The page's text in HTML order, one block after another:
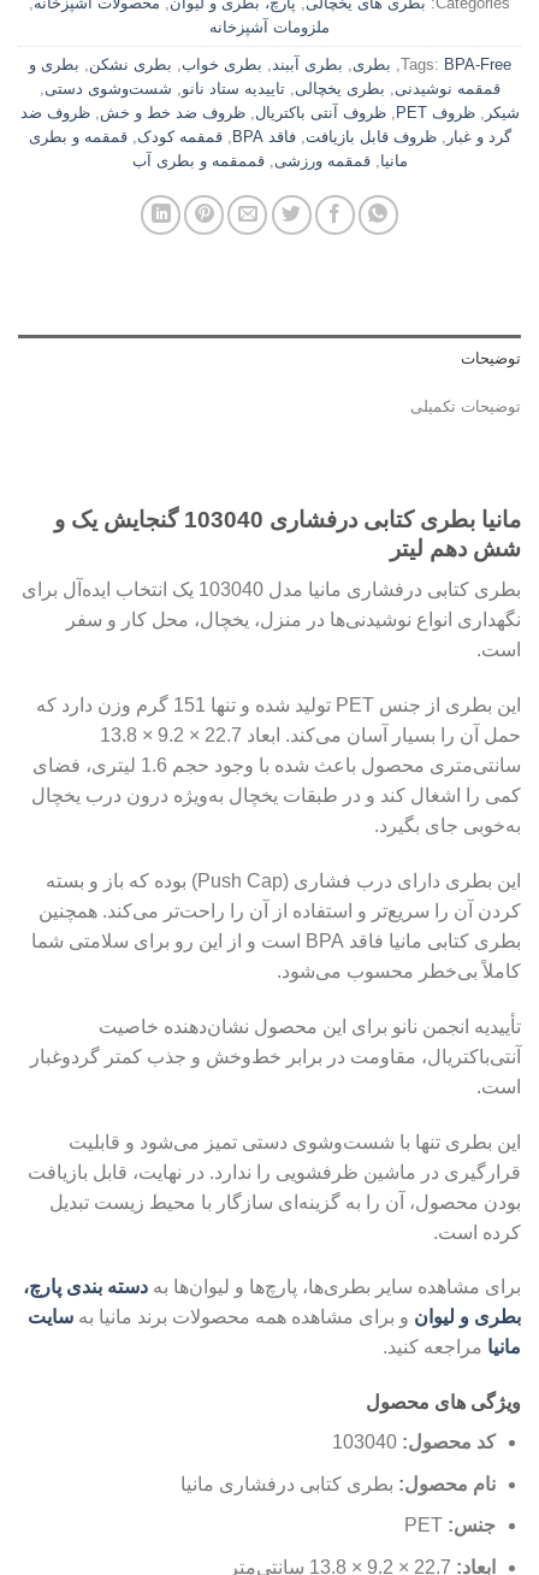
ملزومات آشپزخانه
Tags: BPA-Free بطری بطری آببند بطری خواب بطری نشکن
بطری و
قمقمه نوشیدنی
بطری یخچالی ,تاییدیه ستاد نانو شست‌وشوی دستی
شیکر
,ظروف PET ,ظروف آنتی باکتریال ,ظروف ضد خط و خش ,ظروف ضد
گرد و غبار
,ظروف قابل بازیافت ,فاقد BPA ,قمقمه کودک ,قمقمه و بطری
مانیا ,قمقمه ورزشی ,قممقمه و بطری آب
توضیحات
توضیحات تکمیلی
مانیا بطری کتابی درفشاری 103040 گنجایش یک و
شش دهم لیتر
بطری کتابی درفشاری مانیا مدل 103040 یک انتخاب ایده‌آل برای
نگهداری انواع نوشیدنی‌ها در منزل، یخچال، محل کار و سفر
است.
این بطری از جنس PET تولید شده و تنها 151 گرم وزن دارد که
حمل آن را بسیار آسان می‌کند. ابعاد 22.7 × 9.2 × 13.8
سانتی‌متری محصول باعث شده با وجود حجم 1.6 لیتری، فضای
کمی را اشغال کند و در طبقات یخچال به‌ویژه درون درب یخچال
به‌خوبی جای بگیرد.
این بطری دارای درب فشاری (Push Cap) بوده که باز و بسته
کردن آن را سریع‌تر و استفاده از آن را راحت‌تر می‌کند. همچنین
بطری کتابی مانیا فاقد BPA است و از این رو برای سلامتی شما
کاملاً بی‌خطر محسوب می‌شود.
تأییدیه انجمن نانو برای این محصول نشان‌دهنده خاصیت
آنتی‌باکتریال، مقاومت در برابر خط‌وخش و جذب کمتر گردوغبار
است.
این بطری تنها با شست‌وشوی دستی تمیز می‌شود و قابلیت
قرارگیری در ماشین ظرفشویی را ندارد. در نهایت، قابل بازیافت
بودن محصول، آن را به گزینه‌ای سازگار با محیط زیست تبدیل
کرده است.
برای مشاهده سایر بطری‌ها، پارچ‌ها و لیوان‌ها به دسته بندی پارچ،
بطری و لیوان و برای مشاهده همه محصولات برند مانیا به سایت
مانیا مراجعه کنید.
ویژگی های محصول
کد محصول:
نام محصول: بطری کتابی درفشاری مانیا
جنس:
ابعاد: